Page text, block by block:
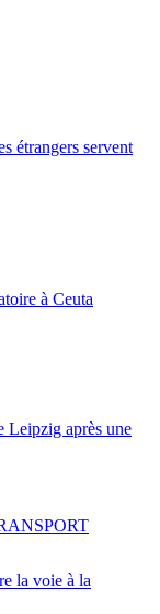
étrangers servent
à Ceuta
Leipzig après une
la voie à la